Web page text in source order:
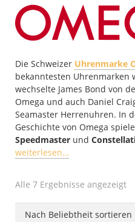
Deutsche Uhrenhersteller
Automatikuhren
Chronographen
Funkuhren
Smartwatches
Solaruhren
Taucheruhren
XXL-Uhren
Zubehör
Nato-Straps
Uhrenarmbänder
Uhrenaufbewahrung
Uhrenbeweger
Uhrenbox
Uhrenkasten
Wissen
Automatikuhrwerk
Bücher
ETA Uhrwerke
ETA 2824-2
Uhren-Typen
Blog
Juweliere
E-Books
Die Schweizer Uhrenmarke
bekanntesten Uhrenmarken
wechselte James Bond von
Omega und auch Daniel
Seamaster Herrenuhren. In
Geschichte von Omega
Speedmaster und
weiterlesen…
Alle 7 Ergebnisse angezeigt